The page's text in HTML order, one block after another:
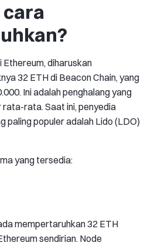
cara
Ethereum, diharuskan
32 ETH di Beacon Chain, yang
Ini adalah penghalang yang
rata. Saat ini, penyedia
paling populer adalah Lido (LDO)
yang tersedia:
mempertaruhkan 32 ETH
sendirian. Node